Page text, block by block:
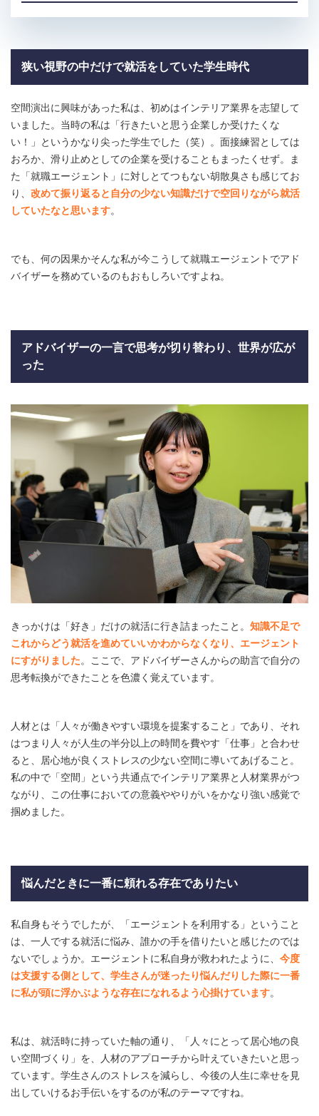
狭い視野の中だけで就活をしていた学生時代
空間演出に興味があった私は、初めはインテリア業界を志望して
いました。当時の私は「行きたいと思う企業しか受けたくな
い！」というかなり尖った学生でした（笑）。面接練習としては
おろか、滑り止めとしての企業を受けることもまったくせず。ま
た「就職エージェント」に対しとてつもない胡散臭さも感じてお
り、 改めて振り返ると自分の少ない知識だけで空回りながら就活
していたなと思います。
でも、何の因果かそんな私が今こうして就職エージェントでアド
バイザーを務めているのもおもしろいですよね。
アドバイザーの一言で思考が切り替わり、世界が広が
った
きっかけは「好き」だけの就活に行き詰まったこと。 知識不足で
これからどう就活を進めていいかわからなくなり、エージェント
にすがりました。ここで、アドバイザーさんからの助言で自分の
思考転換ができたことを色濃く覚えています。
人材とは「人々が働きやすい環境を提案すること」であり、それ
はつまり人々が人生の半分以上の時間を費やす「仕事」と合わせ
ると、居心地が良くストレスの少ない空間に導いてあげること。
私の中で「空間」という共通点でインテリア業界と人材業界がつ
ながり、この仕事においての意義ややりがいをかなり強い感覚で
掴めました。
悩んだときに一番に頼れる存在でありたい
私自身もそうでしたが、「エージェントを利用する」ということ
は、一人でする就活に悩み、誰かの手を借りたいと感じたのでは
ないでしょうか。エージェントに私自身が救われたように、 今度
は支援する側として、学生さんが迷ったり悩んだりした際に一番
に私が頭に浮かぶような存在になれるよう心掛けています。
私は、就活時に持っていた軸の通り、「人々にとって居心地の良
い空間づくり」を、人材のアプローチから叶えていきたいと思っ
ています。学生さんのストレスを減らし、今後の人生に幸せを見
出していけるお手伝いをするのが私のテーマですね。